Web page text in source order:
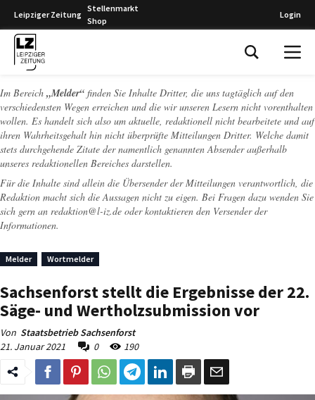
Leipziger Zeitung
Stellenmarkt
Shop
Login
Im Bereich „Melder“ finden Sie Inhalte Dritter, die uns tagtäglich auf den
verschiedensten Wegen erreichen und die wir unseren Lesern nicht vorenthalten
wollen. Es handelt sich also um aktuelle, redaktionell nicht bearbeitete und auf
ihren Wahrheitsgehalt hin nicht überprüfte Mitteilungen Dritter. Welche damit
stets durchgehende Zitate der namentlich genannten Absender außerhalb
unseres redaktionellen Bereiches darstellen.
Für die Inhalte sind allein die Übersender der Mitteilungen verantwortlich, die
Redaktion macht sich die Aussagen nicht zu eigen. Bei Fragen dazu wenden Sie
sich gern an redaktion@l-iz.de oder kontaktieren den Versender der
Informationen.
Melder Wortmelder
Sachsenforst stellt die Ergebnisse der 22.
Säge- und Wertholzsubmission vor
Von Staatsbetrieb Sachsenforst
21. Januar 2021
0 190